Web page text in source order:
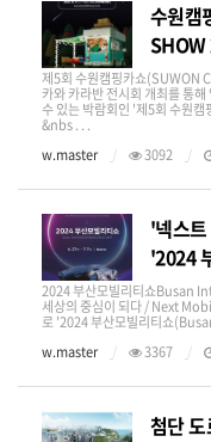
수원캠
제5회 수원캠핑카쇼(SUWON
카와 카라반 전시회 개최를 통
수 있는 박람회인 '제5회 수원
&nbs . . .
w.master
3092
'넥스
'2024
2024 부산모빌리티쇼Busan
세상의 중심이 되다 / Next
로 '2024 부산모빌리티쇼
w.master
3367
첨단